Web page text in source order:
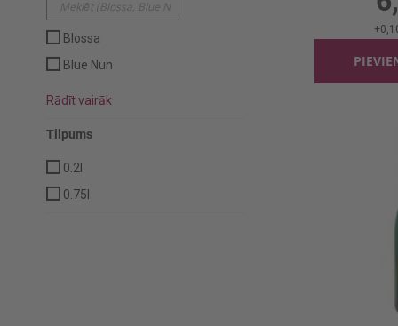
+
Baltv.
Blossa
Blue Nun
Rādīt vairāk
Tilpums
0.2l
0.75l